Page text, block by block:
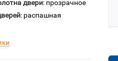
двери: прозрачное
: распашная